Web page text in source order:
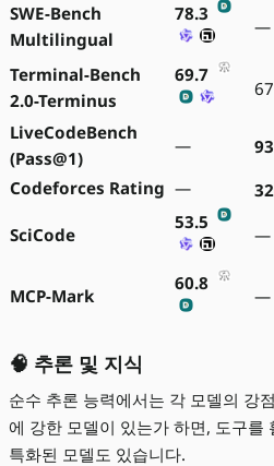
SWE-Bench
Multilingual
78.3
—
Terminal-Bench
2.0-Terminus
69.7
LiveCodeBench
(Pass@1)
—
Codeforces Rating —
SciCode
53.5
—
MCP-Mark
60.8
—
🧠 추론 및 지식
순수 추론 능력에서는 각 모델의 강
에 강한 모델이 있는가 하면, 도구를
특화된 모델도 있습니다.